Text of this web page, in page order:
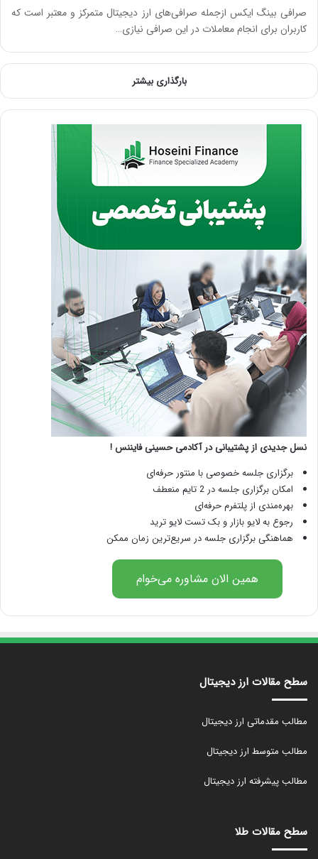
صرافی بینگ ایکس ازجمله صرافی‌های ارز دیجیتال متمرکز و معتبر است که
کاربران برای انجام معاملات در این صرافی نیازی…
بارگذاری بیشتر
نسل جدیدی از پشتیبانی در آکادمی حسینی فایننس !
برگزاری جلسه خصوصی با منتور حرفه‌ای
امکان برگزاری جلسه در 2 تایم منعطف
بهره‌مندی از پلتفرم حرفه‌ای
رجوع به لایو بازار و بک تست لایو ترید
هماهنگی برگزاری جلسه در سریع‌ترین زمان ممکن
همین الان مشاوره می‌خوام
سطح مقالات ارز دیجیتال
مطالب مقدماتی ارز دیجیتال
مطالب متوسط ارز دیجیتال
مطالب پیشرفته ارز دیجیتال
سطح مقالات طلا